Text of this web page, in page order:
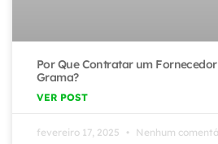
Por Que Contratar um
Grama?
VER POST
fevereiro 17, 2025 Nenhum